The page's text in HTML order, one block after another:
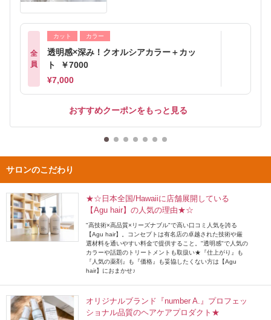
全
員
カット カラー
透明感×深み！クオルシアカラー＋カッ
ト ￥7000
¥7,000
おすすめクーポンをもっと見る
サロンのこだわり
★☆日本全国/Hawaiiに店舗展開している
【Agu hair】の人気の理由★☆
"高技術×高品質×リーズナブル"で高い口コミ人気を誇る
【Agu hair】。コンセプトは有名店の卓越された技術や厳
選材料を通いやすい料金で提供すること。"透明感"で人気の
カラーや話題のトリートメントも取扱い★『仕上がり』も
『人気の薬剤』も『価格』も妥協したくない方は【Agu
hair】におまかせ♪
オリジナルブランド『number A.』プロフェッ
ショナル品質のヘアケアプロダクト★